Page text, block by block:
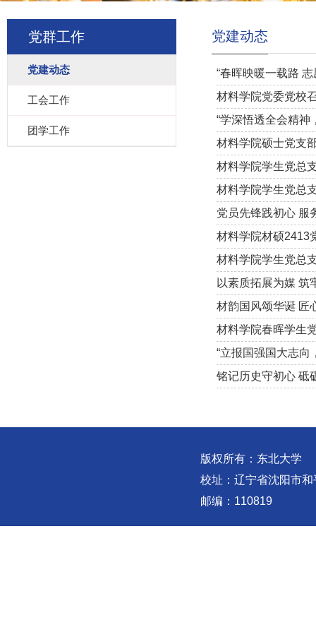
党群工作
党建动态
工会工作
团学工作
党建动态
“春晖映暖一载路
材料学院党委党校
“学深悟透全会精
材料学院硕士党支
材料学院学生党总
材料学院学生党总
党员先锋践初心
材料学院材硕2413
材料学院学生党总
以素质拓展为媒
材韵国风颂华诞
材料学院春晖学生
“立报国强国大志
铭记历史守初心
版权所有：东北大学
校址：辽宁省沈阳市
邮编：110819